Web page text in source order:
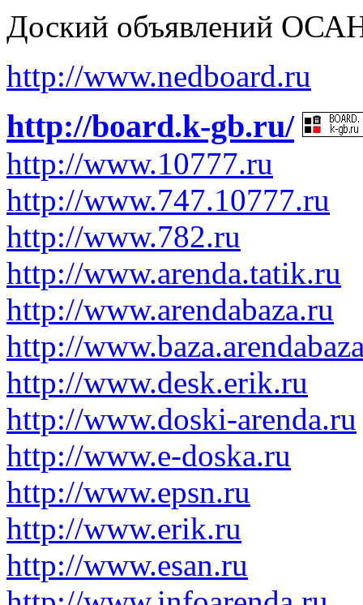
Доский объявлений
http://www.nedboard.ru
http://board.k-gb.ru/
http://www.10777.ru
http://www.747.10777.ru
http://www.782.ru
http://www.arenda.tatik.ru
http://www.arendabaza.ru
http://
http://www.desk.erik.ru
http://www.doski-arenda.ru
http://www.e-doska.ru
http://www.epsn.ru
http://www.erik.ru
http://www.esan.ru